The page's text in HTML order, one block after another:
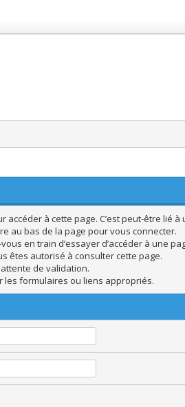
à cette page. C’est peut-être lié
au bas de la page pour vous connecter.
en train d’essayer d’accéder à une
êtes autorisé à consulter cette page.
de validation.
les formulaires ou liens appropriés.